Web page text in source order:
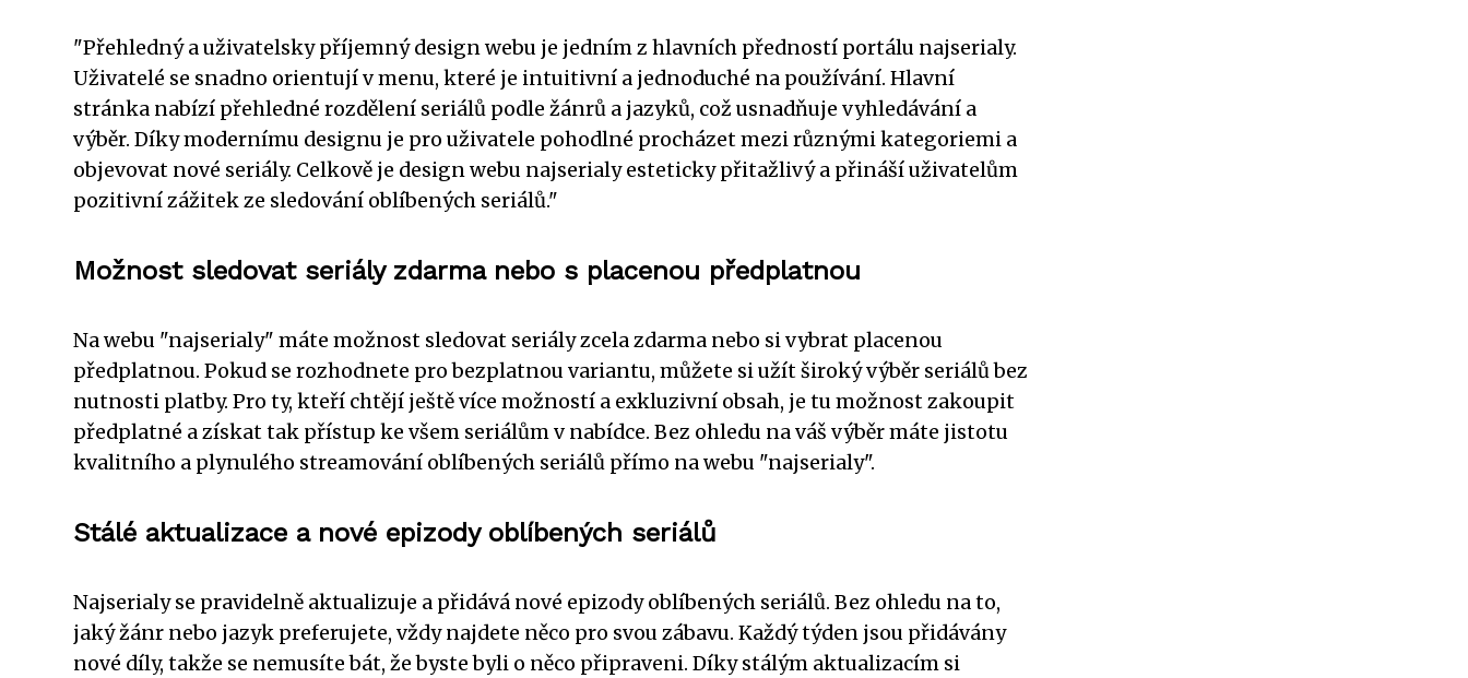
"Přehledný a uživatelsky příjemný design webu je jedním z hlavních předností portálu najserialy.
Uživatelé se snadno orientují v menu, které je intuitivní a jednoduché na používání. Hlavní
stránka nabízí přehledné rozdělení seriálů podle žánrů a jazyků, což usnadňuje vyhledávání a
výběr. Díky modernímu designu je pro uživatele pohodlné procházet mezi různými kategoriemi a
objevovat nové seriály. Celkově je design webu najserialy esteticky přitažlivý a přináší uživatelům
pozitivní zážitek ze sledování oblíbených seriálů."
Možnost sledovat seriály zdarma nebo s placenou předplatnou
Na webu "najserialy" máte možnost sledovat seriály zcela zdarma nebo si vybrat placenou
předplatnou. Pokud se rozhodnete pro bezplatnou variantu, můžete si užít široký výběr seriálů bez
nutnosti platby. Pro ty, kteří chtějí ještě více možností a exkluzivní obsah, je tu možnost zakoupit
předplatné a získat tak přístup ke všem seriálům v nabídce. Bez ohledu na váš výběr máte jistotu
kvalitního a plynulého streamování oblíbených seriálů přímo na webu "najserialy".
Stálé aktualizace a nové epizody oblíbených seriálů
Najserialy se pravidelně aktualizuje a přidává nové epizody oblíbených seriálů. Bez ohledu na to,
jaký žánr nebo jazyk preferujete, vždy najdete něco pro svou zábavu. Každý týden jsou přidávány
nové díly, takže se nemusíte bát, že byste byli o něco připraveni. Díky stálým aktualizacím si